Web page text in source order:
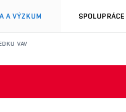
A VÝZKUM SPOLUPRÁCE
VAV